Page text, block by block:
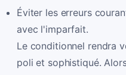
Éviter les erreurs
avec l'imparfait.
Le conditionnel rendra
poli et sophistiqué.